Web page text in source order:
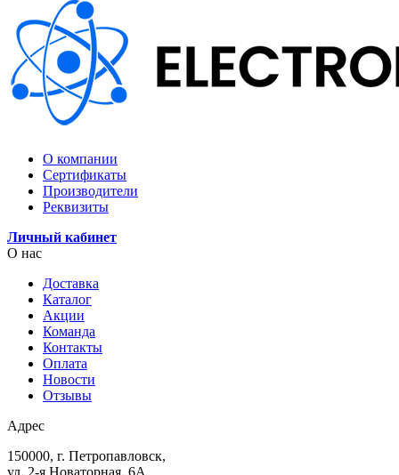
О компании
Сертификаты
Производители
Реквизиты
Личный кабинет
О нас
Доставка
Каталог
Акции
Команда
Контакты
Оплата
Новости
Отзывы
Адрес
150000, г. Петропавловск,
ул. 2-я Новаторная, 6А